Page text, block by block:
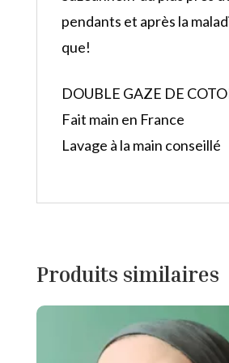
pendants et après la
que!
DOUBLE GAZE DE
Fait main en France
Lavage à la main conseillé
Produits similaires